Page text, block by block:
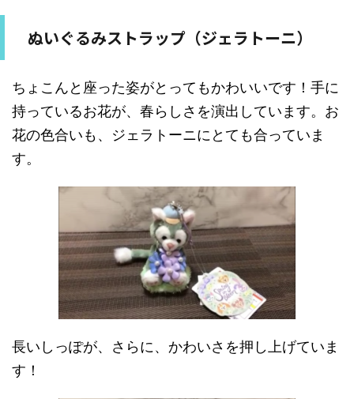
ぬいぐるみストラップ（ジェラトーニ）
ちょこんと座った姿がとってもかわいいです！手に
持っているお花が、春らしさを演出しています。お
花の色合いも、ジェラトーニにとても合っていま
す。
長いしっぽが、さらに、かわいさを押し上げていま
す！